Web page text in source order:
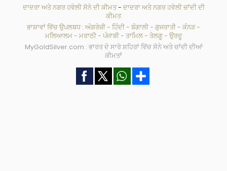
ਦਾਦਰਾ ਅਤੇ ਨਗਰ ਹਵੇਲੀ ਸੋਨੇ ਦੀ ਕੀਮਤ- ਦਾਦਰਾ ਅਤੇ ਨਗਰ ਹਵੇਲੀ ਚਾਂਦੀ ਦੀ
ਕੀਮਤ
ਭਾਸ਼ਾਵਾਂ ਵਿੱਚ ਉਪਲਬਧ : ਅੰਗਰੇਜ਼ੀ- ਹਿੰਦੀ- ਬੰਗਾਲੀ- ਗੁਜਰਾਤੀ- ਕੰਨੜ-
ਮਲਿਆਲਮ- ਮਰਾਠੀ- ਪੰਜਾਬੀ- ਤਾਮਿਲ- ਤੇਲਗੂ- ਉਰਦੂ
MyGoldSilver.com : ਭਾਰਤ ਦੇ ਸਾਰੇ ਸ਼ਹਿਰਾਂ ਵਿੱਚ ਸੋਨੇ ਅਤੇ ਚਾਂਦੀ ਦੀਆਂ
ਕੀਮਤਾਂ